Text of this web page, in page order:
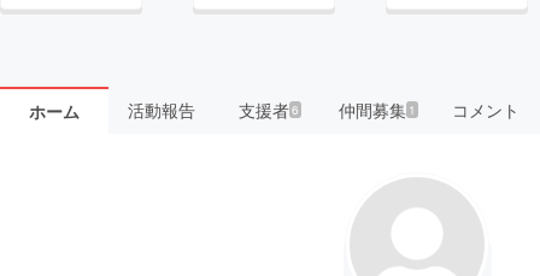
ホーム 活動報告 支援者6 仲間募集 1 コメント